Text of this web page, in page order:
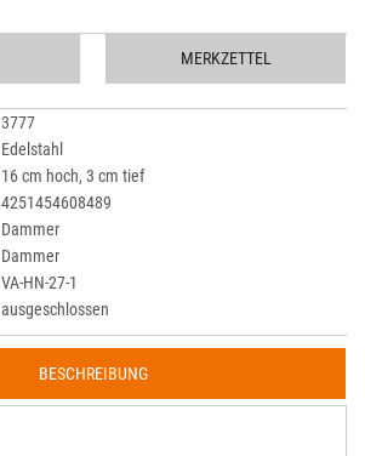
MERKZETTEL
3777
Edelstahl
16 cm hoch, 3 cm tief
4251454608489
Dammer
Dammer
VA-HN-27-1
ausgeschlossen
BESCHREIBUNG